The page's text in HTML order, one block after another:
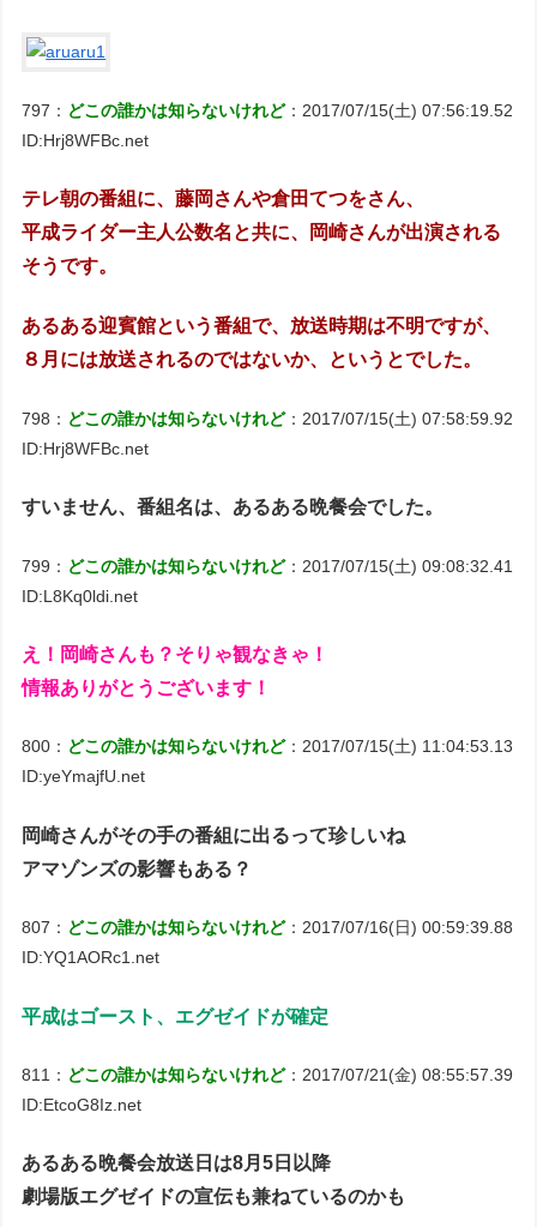
797： どこの誰かは知らないけれど：2017/07/15(土) 07:56:19.52
ID:Hrj8WFBc.net
テレ朝の番組に、藤岡さんや倉田てつをさん、
平成ライダー主人公数名と共に、岡崎さんが出演される
そうです。
あるある迎賓館という番組で、放送時期は不明ですが、
８月には放送されるのではないか、というとでした。
798： どこの誰かは知らないけれど：2017/07/15(土) 07:58:59.92
ID:Hrj8WFBc.net
すいません、番組名は、あるある晩餐会でした。
799： どこの誰かは知らないけれど：2017/07/15(土) 09:08:32.41
ID:L8Kq0ldi.net
え！岡崎さんも？そりゃ観なきゃ！
情報ありがとうございます！
800： どこの誰かは知らないけれど：2017/07/15(土) 11:04:53.13
ID:yeYmajfU.net
岡崎さんがその手の番組に出るって珍しいね
アマゾンズの影響もある？
807： どこの誰かは知らないけれど：2017/07/16(日) 00:59:39.88
ID:YQ1AORc1.net
平成はゴースト、エグゼイドが確定
811： どこの誰かは知らないけれど：2017/07/21(金) 08:55:57.39
ID:EtcoG8Iz.net
あるある晩餐会放送日は8月5日以降
劇場版エグゼイドの宣伝も兼ねているのかも